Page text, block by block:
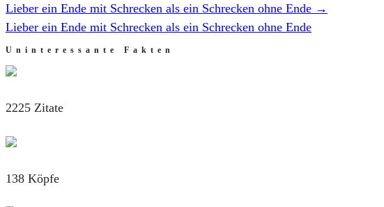
Lieber ein Ende mit Schrecken als ein Schrecken ohne Ende →
Lieber ein Ende mit Schrecken als ein Schrecken ohne Ende
Uninteressante Fakten
2225 Zitate
138 Köpfe